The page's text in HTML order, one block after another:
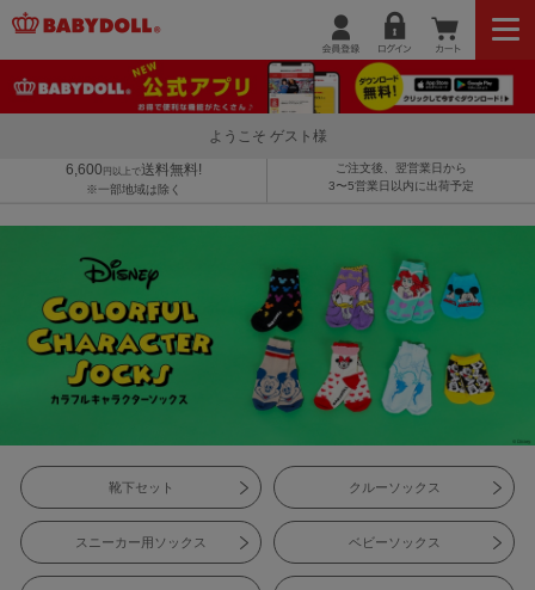
ようこそ ゲスト様
6,600 円以上で送料無料!
※一部地域は除く
ご注文後、翌営業日から
3〜5営業日以内に出荷予定
靴下セット クルーソックス
スニーカー用ソックス ベビーソックス